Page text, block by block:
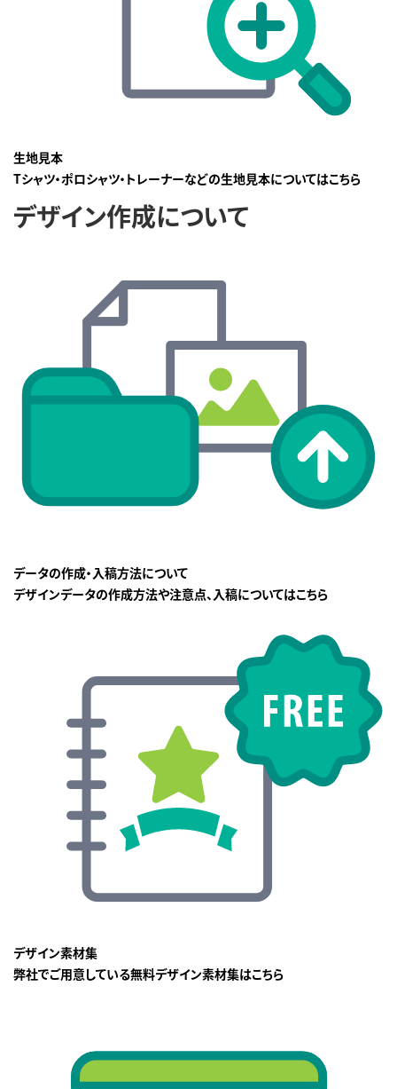
生地見本
Tシャツ・ポロシャツ・トレーナーなどの生地見本についてはこちら
デザイン作成について
データの作成・入稿方法について
デザインデータの作成方法や注意点、入稿についてはこちら
デザイン素材集
弊社でご用意している無料デザイン素材集はこちら